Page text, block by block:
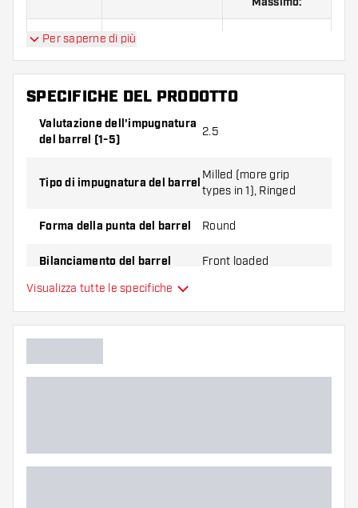
19,5 G.
Cosmo Darts Ami Komiyama 90% Freccette Soft
contiene:3 barrel, 3 alette e 3 astine.
Per saperne di più
SPECIFICHE DEL PRODOTTO
Valutazione dell'impugnatura
del barrel (1-5)
2.5
Tipo di impugnatura del barrel
Milled (more grip
types in 1), Ringed
Forma della punta del barrel Round
Bilanciamento del barrel Front loaded
Materiale delle freccette
Zona di presa del barrel
Visualizza tutte le specifiche